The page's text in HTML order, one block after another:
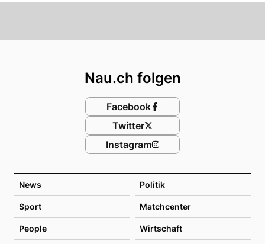
News Politik
Sport Matchcenter
People Wirtschaft
Nau.ch folgen
Facebook
Twitter
Instagram